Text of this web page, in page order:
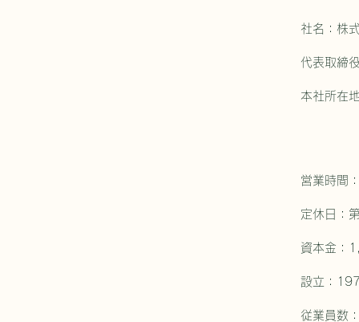
社名：株
代表取締
本社所在
営業時
定休日：
資本金：
設立：
従業員数